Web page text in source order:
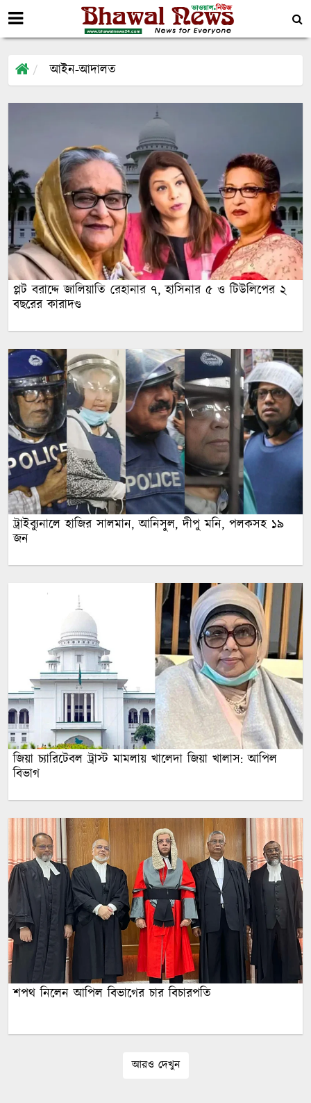
আইন-আদালত
প্লট বরাদ্দে জালিয়াতি রেহানার ৭, হাসিনার ৫ ও টিউলিপের ২
বছরের কারাদণ্ড
ট্রাইব্যুনালে হাজির সালমান, আনিসুল, দীপু মনি, পলকসহ ১৯
জন
জিয়া চ্যারিটেবল ট্রাস্ট মামলায় খালেদা জিয়া খালাস: আপিল
বিভাগ
শপথ নিলেন আপিল বিভাগের চার বিচারপতি
আরও দেখুন